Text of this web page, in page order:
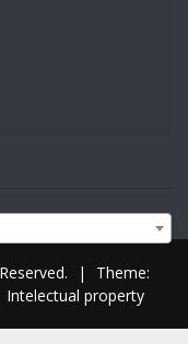
|
Theme:
Intelectual property